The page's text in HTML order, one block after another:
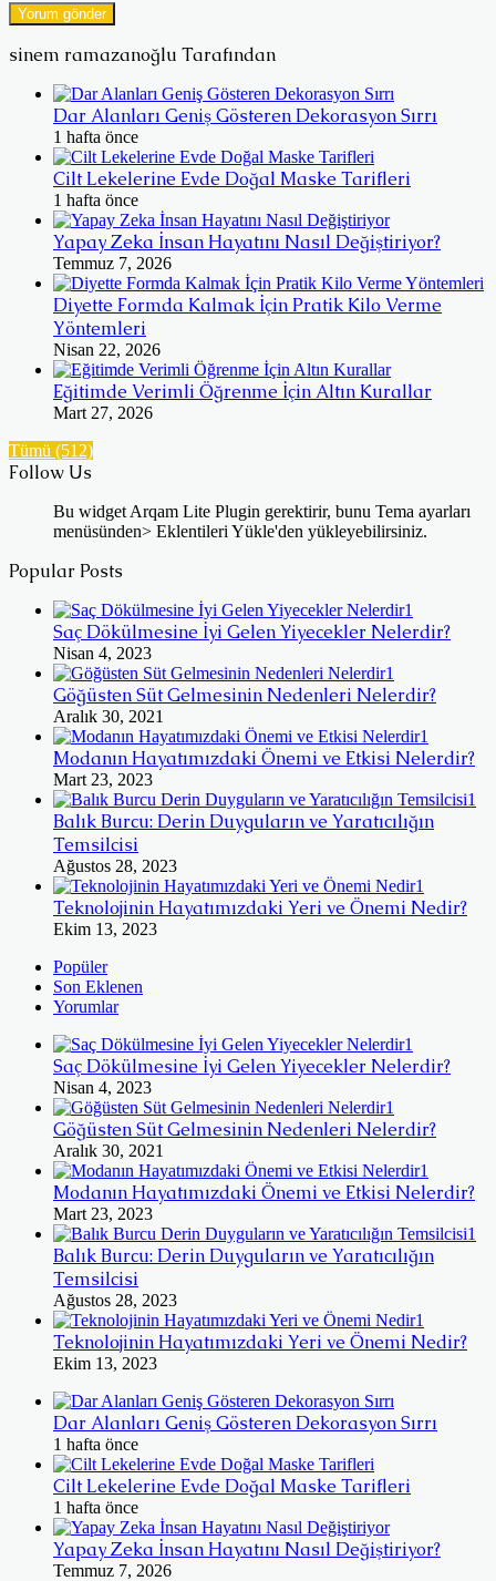
sinem ramazanoğlu Tarafından
Dar Alanları Geniş Gösteren Dekorasyon Sırrı
1 hafta önce
Cilt Lekelerine Evde Doğal Maske Tarifleri
1 hafta önce
Yapay Zeka İnsan Hayatını Nasıl Değiştiriyor?
Temmuz 7, 2026
Diyette Formda Kalmak İçin Pratik Kilo Verme
Yöntemleri
Nisan 22, 2026
Eğitimde Verimli Öğrenme İçin Altın Kurallar
Mart 27, 2026
Tümü (512)
Follow Us
Bu widget Arqam Lite Plugin gerektirir, bunu Tema ayarları
menüsünden> Eklentileri Yükle'den yükleyebilirsiniz.
Popular Posts
Saç Dökülmesine İyi Gelen Yiyecekler Nelerdir?
Nisan 4, 2023
Göğüsten Süt Gelmesinin Nedenleri Nelerdir?
Aralık 30, 2021
Modanın Hayatımızdaki Önemi ve Etkisi Nelerdir?
Mart 23, 2023
Balık Burcu: Derin Duyguların ve Yaratıcılığın
Temsilcisi
Ağustos 28, 2023
Teknolojinin Hayatımızdaki Yeri ve Önemi Nedir?
Ekim 13, 2023
Popüler
Son Eklenen
Yorumlar
Saç Dökülmesine İyi Gelen Yiyecekler Nelerdir?
Nisan 4, 2023
Göğüsten Süt Gelmesinin Nedenleri Nelerdir?
Aralık 30, 2021
Modanın Hayatımızdaki Önemi ve Etkisi Nelerdir?
Mart 23, 2023
Balık Burcu: Derin Duyguların ve Yaratıcılığın
Temsilcisi
Ağustos 28, 2023
Teknolojinin Hayatımızdaki Yeri ve Önemi Nedir?
Ekim 13, 2023
Dar Alanları Geniş Gösteren Dekorasyon Sırrı
1 hafta önce
Cilt Lekelerine Evde Doğal Maske Tarifleri
1 hafta önce
Yapay Zeka İnsan Hayatını Nasıl Değiştiriyor?
Temmuz 7, 2026